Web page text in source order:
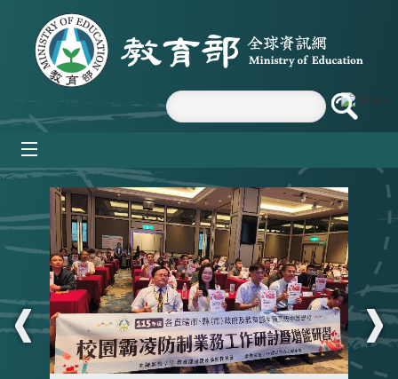
跳到主要內容區塊
:::